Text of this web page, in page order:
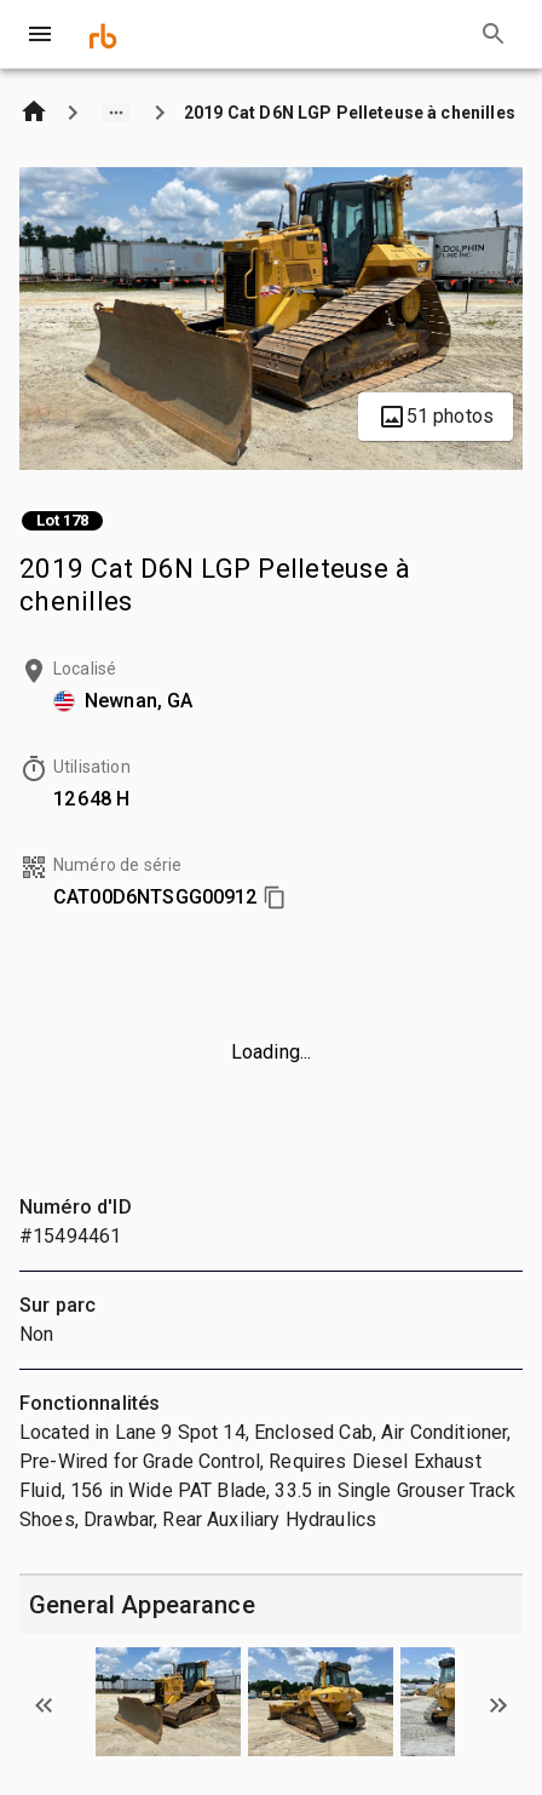
2019 Cat D6N LGP Pelleteuse à chenilles
51 photos
Lot 178
2019 Cat D6N LGP Pelleteuse à
chenilles
Localisé
Newnan, GA
Utilisation
12 648 H
Numéro de série
CAT00D6NTSGG00912
Loading...
Numéro d'ID
#15494461
Sur parc
Non
Fonctionnalités
Located in Lane 9 Spot 14, Enclosed Cab, Air Conditioner,
Pre-Wired for Grade Control, Requires Diesel Exhaust
Fluid, 156 in Wide PAT Blade, 33.5 in Single Grouser Track
Shoes, Drawbar, Rear Auxiliary Hydraulics
General Appearance